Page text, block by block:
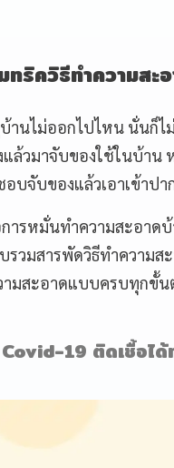
ทริควิธีทำความสะ
านไม่ออกไปไหน นั่นก็ไ
แล้วมาจับของใช้ในบ้า
บจับของแล้วเอาเข้าป
รหมั่นทำความสะอาดบ้
รวมสารพัดวิธีทำความ
มสะอาดแบบครบทุกขั้น
Covid-19 ติดเชื้อได้